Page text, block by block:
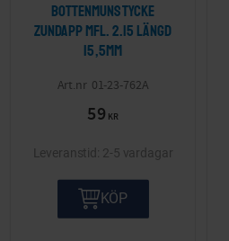
Bottenmunstycke
Zundapp mfl. 2.15 längd
15,5mm
01-23-762A
59 KR
2-5 vardagar
KÖP